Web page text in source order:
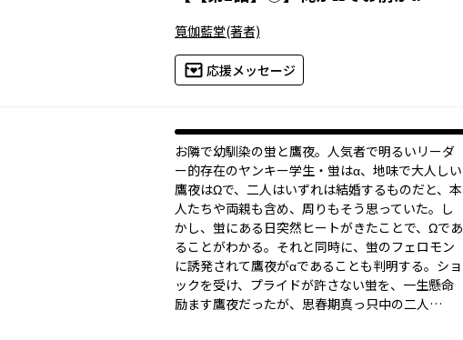
筧伽藍堂(著者)
応援メッセージ
お隣で幼馴染の蛍と鷹夜。人気者で明るいリーダ
ー的存在のヤンキー学生・蛍はα、地味で大人しい
鷹夜はΩで、二人はいずれは結婚するものだと、本
人たちや両親も含め、周りもそう思っていた。し
かし、蛍にある日突然ヒートがきたことで、Ωであ
ることがわかる。それと同時に、蛍のフェロモン
に誘発されて鷹夜がαであることも判明する。ショ
ックを受け、プライドが許さない蛍を、一生懸命
励ます鷹夜だったが、思春期真っ只中の二人…